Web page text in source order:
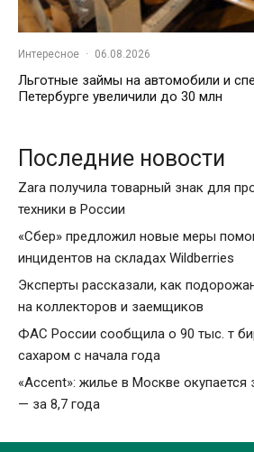
Интересное · 06.08.2026
Льготные займы на автомобили и
Петербурге увеличили до 30 млн
Последние новости
Zara получила товарный знак для
техники в России
«Сбер» предложил новые меры
инцидентов на складах Wildberries
Эксперты рассказали, как
на коллекторов и заемщиков
ФАС России сообщила о 90 тыс. т
сахаром с начала года
«Accent»: жилье в Москве окупается
— за 8,7 года